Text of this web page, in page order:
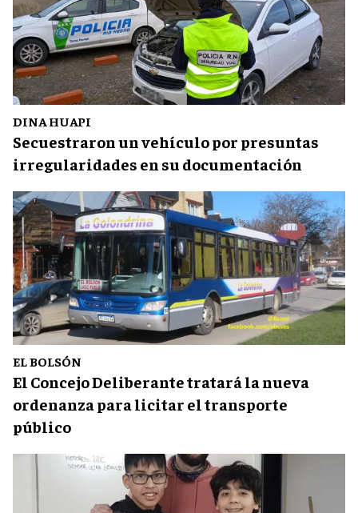
DINA HUAPI
Secuestraron un vehículo por presuntas
irregularidades en su documentación
EL BOLSÓN
El Concejo Deliberante tratará la nueva
ordenanza para licitar el transporte
público